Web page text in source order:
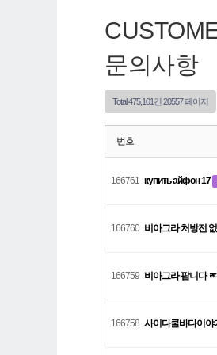
문의사항
Total 475,101건20557 페이지
번호
166761 купить айфон 17
166760 비아그라 처방전
166759 비아그라 팝니다
166758 사이다쿨바다이